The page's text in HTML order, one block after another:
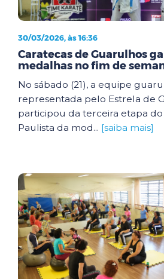
30/03/2026, às 16:36
Caratecas de Guarulhos
medalhas no fim de
No sábado (21), a equipe
representada pelo Estrela de
participou da terceira etapa
Paulista da mod... [saiba mais]